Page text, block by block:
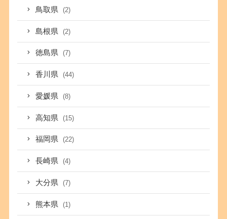
鳥取県 (2)
島根県 (2)
徳島県 (7)
香川県 (44)
愛媛県 (8)
高知県 (15)
福岡県 (22)
長崎県 (4)
大分県 (7)
熊本県 (1)